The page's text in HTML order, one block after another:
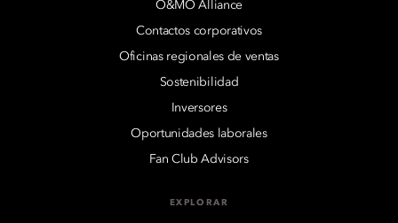
O&MO Alliance
Contactos corporativos
Oficinas regionales de ventas
Sostenibilidad
Inversores
Oportunidades laborales
Fan Club Advisors
EXPLORAR